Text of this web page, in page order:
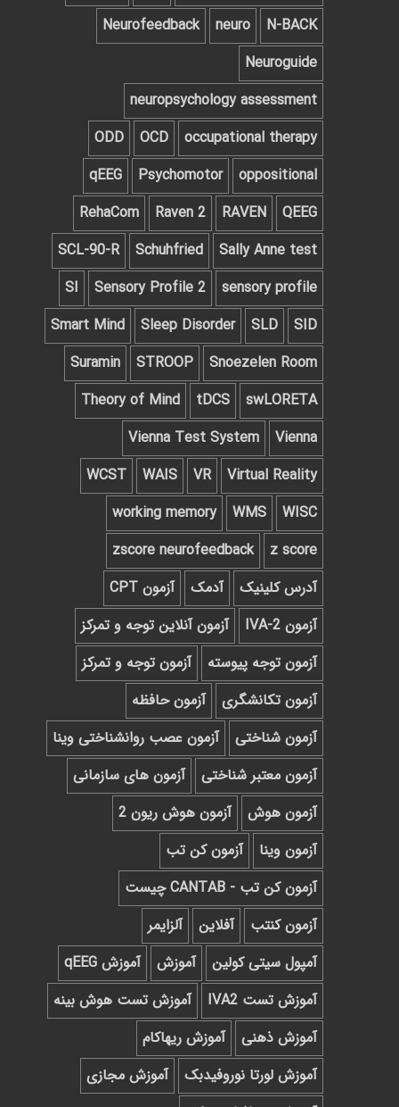
N-BACK
neuro
Neurofeedback
Neuroguide
neuropsychology assessment
occupational therapy
OCD
ODD
oppositional
Psychomotor
qEEG
QEEG‌
RAVEN
Raven 2
RehaCom
Sally Anne test
Schuhfried
SCL-90-R
sensory profile
Sensory Profile 2
SI
SID
SLD
Sleep Disorder
Smart Mind
Snoezelen Room
STROOP
Suramin
swLORETA
tDCS
Theory of Mind
Vienna
Vienna Test System
Virtual Reality
VR
WAIS
WCST
WISC
WMS
working memory
z score
zscore neurofeedback
آدرس کلینیک
آدمک
آزمون CPT
آزمون IVA-2
آزمون آنلاین توجه و تمرکز
آزمون توجه پیوسته
آزمون توجه و تمرکز
آزمون تکانشگری
آزمون حافظه
آزمون شناختی
آزمون عصب روانشناختی وینا
آزمون معتبر شناختی
آزمون های سازمانی
آزمون هوش
آزمون هوش ریون 2
آزمون وینا
آزمون کن تب
آزمون کن تب - CANTAB چیست
آزمون کنتب
آفلاین
آلزایمر
آمپول سیتی کولین
آموزش
آموزش qEEG
آموزش تست IVA2
آموزش تست هوش بینه
آموزش ذهنی
آموزش ریهاکام
آموزش لورتا نوروفیدبک
آموزش مجازی